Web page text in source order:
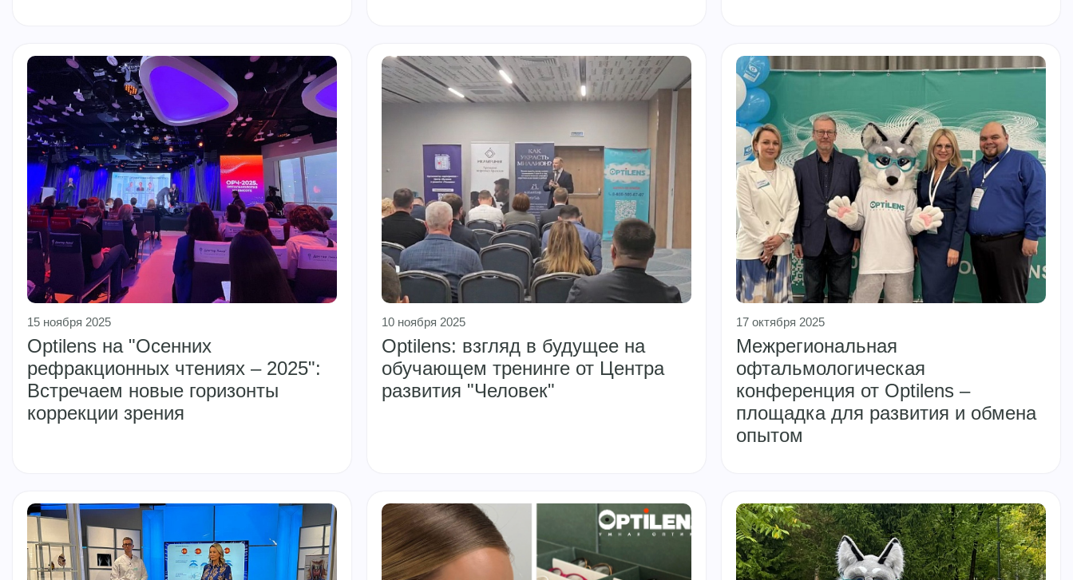
15 ноября 2025
Optilens на "Осенних
рефракционных чтениях – 2025":
Встречаем новые горизонты
коррекции зрения
10 ноября 2025
Optilens: взгляд в будущее на
обучающем тренинге от Центра
развития "Человек"
17 октября 2025
Межрегиональная
офтальмологическая
конференция от Optilens –
площадка для развития и обмена
опытом